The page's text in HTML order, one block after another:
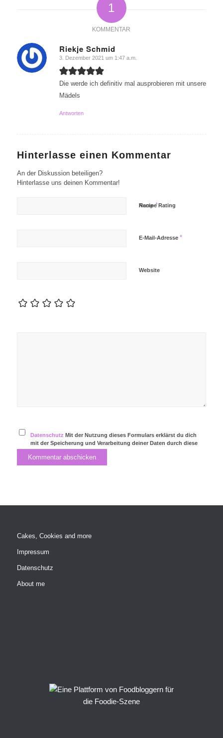
1
KOMMENTAR
Riekje Schmid
sagte:
3. Dezember 2021 um 1:47 a.m.
Die werde ich definitiv mal ausprobieren mit unsere
Mädels
Antworten
Hinterlasse einen Kommentar
An der Diskussion beteiligen?
Hinterlasse uns deinen Kommentar!
Name*
E-Mail-Adresse *
Website
Recipe Rating
Datenschutz Mit der Nutzung dieses Formulars erklärst du dich
mit der Speicherung und Verarbeitung deiner Daten durch diese
Website einverstanden.
Cakes, Cookies and more
Impressum
Datenschutz
About me